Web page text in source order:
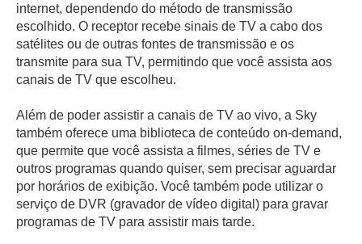
internet, dependendo do método de transmissão
escolhido. O receptor recebe sinais de TV a cabo dos
satélites ou de outras fontes de transmissão e os
transmite para sua TV, permitindo que você assista aos
canais de TV que escolheu.
Além de poder assistir a canais de TV ao vivo, a Sky
também oferece uma biblioteca de conteúdo on-demand,
que permite que você assista a filmes, séries de TV e
outros programas quando quiser, sem precisar aguardar
por horários de exibição. Você também pode utilizar o
serviço de DVR (gravador de vídeo digital) para gravar
programas de TV para assistir mais tarde.